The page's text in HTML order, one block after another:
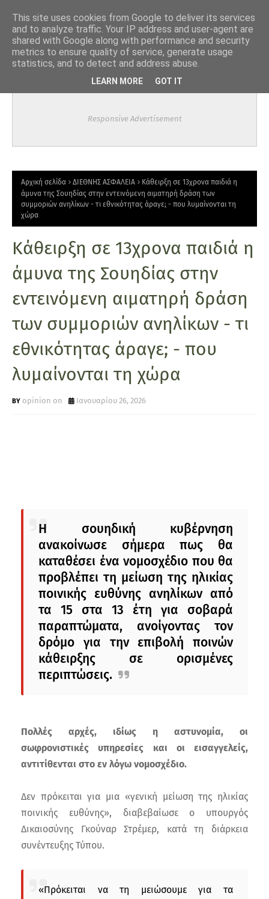
Responsive Advertisement
Αρχική σελίδα ΔΙΕΘΝΗΣ ΑΣΦΑΛΕΙΑ
Κάθειρξη σε 13χρονα παιδιά η
άμυνα της Σουηδίας στην εντεινόμενη αιματηρή δράση των
συμμοριών ανηλίκων - τι εθνικότητας άραγε; - που λυμαίνονται τη
χώρα
Κάθειρξη σε 13χρονα παιδιά η
άμυνα της Σουηδίας στην
εντεινόμενη αιματηρή δράση
των συμμοριών ανηλίκων - τι
εθνικότητας άραγε; - που
λυμαίνονται τη χώρα
opinion on Ιανουαρίου 26, 2026
Η σουηδική κυβέρνηση
ανακοίνωσε σήμερα πως θα
καταθέσει ένα νομοσχέδιο που θα
προβλέπει τη μείωση της ηλικίας
ποινικής ευθύνης ανηλίκων από
τα 15 στα 13 έτη για σοβαρά
παραπτώματα, ανοίγοντας τον
δρόμο για την επιβολή ποινών
κάθειρξης σε ορισμένες
περιπτώσεις.
Πολλές αρχές, ιδίως η αστυνομία, οι
σωφρονιστικές υπηρεσίες και οι εισαγγελείς,
αντιτίθενται στο εν λόγω νομοσχέδιο.
Δεν πρόκειται για μια «γενική μείωση της ηλικίας
ποινικής ευθύνης», διαβεβαίωσε ο υπουργός
Δικαιοσύνης Γκούναρ Στρέμερ, κατά τη διάρκεια
συνέντευξης Τύπου.
«Πρόκειται να τη μειώσουμε για τα
This site uses cookies from Google to deliver its services
and to analyze traffic. Your IP address and user-agent are
shared with Google along with performance and security
metrics to ensure quality of service, generate usage
statistics, and to detect and address abuse.
LEARN MORE GOT IT